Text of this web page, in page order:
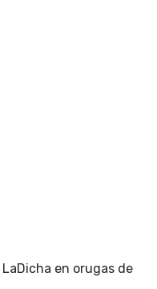
LaDicha en orugas de